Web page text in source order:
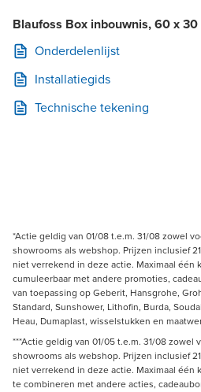
Blaufoss Box inbouwnis, 60 x
Onderdelenlijst
Installatiegids
Technische tekening
*Actie geldig van 01/08 t.e.m. 31/08 zowel
showrooms als webshop. Prijzen inclusief
niet verrekend in deze actie. Maximaal
cumuleerbaar met andere promoties,
van toepassing op Geberit, Hansgrohe,
Standard, Sunshower, Lithofin, Burda,
Heau, Dumaplast, wisselstukken en
***Actie geldig van 01/05 t.e.m. 31/08
showrooms als webshop. Prijzen inclusief
niet verrekend in deze actie. Maximaal
te combineren met andere acties,